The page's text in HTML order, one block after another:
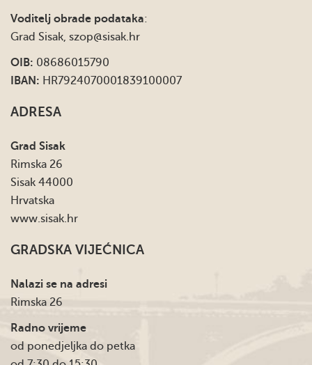
Voditelj obrade podataka:
Grad Sisak, szop@sisak.hr
OIB: 08686015790
IBAN: HR7924070001839100007
ADRESA
Grad Sisak
Rimska 26
Sisak 44000
Hrvatska
www.sisak.hr
GRADSKA VIJEĆNICA
Nalazi se na adresi
Rimska 26
Radno vrijeme
od ponedjeljka do petka